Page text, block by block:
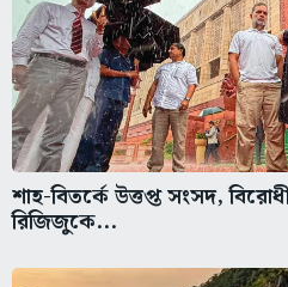
শাহ-বিতর্কে উত্তপ্ত সংসদ,
রিজিজুকে...